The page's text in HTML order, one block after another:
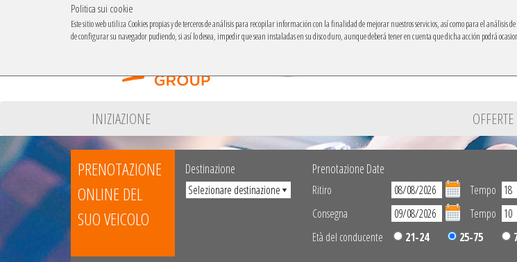
Politica sui cookie
Este sitio web utiliza Cookies propias y de terceros de análisis para recopilar información con la finalidad de mejorar nuestros servicios, así como para el
de configurar su navegador pudiendo, si así lo desea, impedir que sean instaladas en su disco duro, aunque deberá tener en cuenta que dicha acción podrá
INIZIAZIONE OFFERTE
PRENOTAZIONE
ONLINE DEL
SUO VEICOLO
Destinazione Prenotazione Date
Ritiro Tempo
Consegna
Tempo
Età del conducente
21-24 25-75